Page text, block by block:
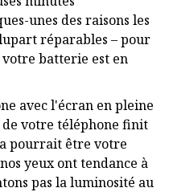
unes des raisons les
réparables – pour
batterie est en
avec l'écran en pleine
votre téléphone finit
pourrait être votre
yeux ont tendance à
pas la luminosité au